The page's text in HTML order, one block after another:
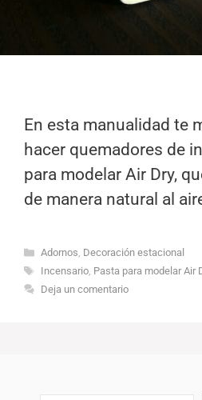
En esta manualidad te
hacer quemadores de
para modelar Air Dry,
de manera natural al
Categorías
Adornos, Decoración estacional
Etiquetas
Incensario, Pasta para modelar Air
Deja un comentario